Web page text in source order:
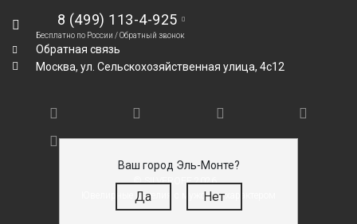
Ваш город Эль-Монте?
Да Нет
8 (499) 113-4-925
Бесплатно по России /Обратный звонок
Обратная связь
Москва, ул. Сельскохозяйственная улица, 4с12
© SILVEROFF 2026
Ювелирные изделия с мужским характером